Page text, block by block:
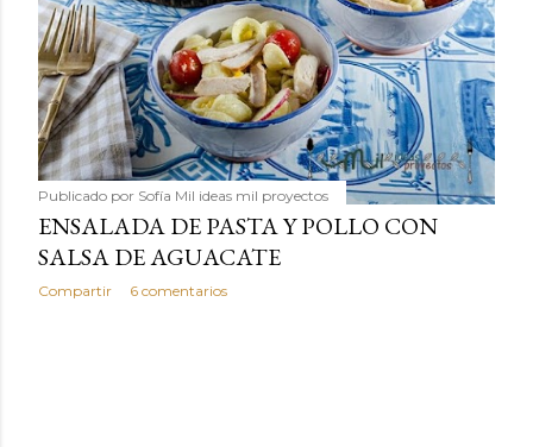
copiosos de invierno. Con esta receta simple pero
revolucionaria, transformaremos un ingrediente tan
humilde como la alubia de La Bañeza en un snack ligero,
dorado, cargado de proteína y 100% natural. Es el
sustituto perfecto a los frutos se...
Publicado por Sofía Mil ideas mil proyectos
ENSALADA DE PASTA Y POLLO CON
SALSA DE AGUACATE
Compartir 6 comentarios